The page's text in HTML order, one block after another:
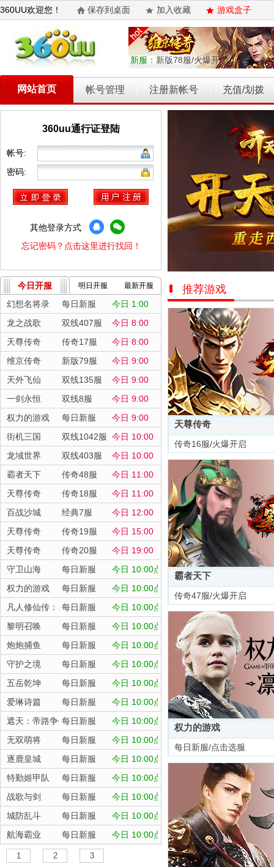
360UU欢迎您！ 保存到桌面 加入收藏 游戏盒子
新服： 新版78服/火爆开启
网站首页 帐号管理 注册新帐号 充值/划拨
360uu通行证登陆
帐号:
密码:
其他登录方式
忘记密码？点击这里进行找回！
今日开服 明日开服 最新开服
幻想名将录 每日新服
今日 1:00
龙之战歌
双线407服
今日 8:00
天尊传奇
传奇17服
今日 8:00
维京传奇
新版79服
今日 9:00
天外飞仙
双线135服
今日 9:00
一剑永恒
双线8服
今日 9:00
权力的游戏
每日新服
今日 9:00
街机三国
双线1042服 今日 10:00
龙域世界
双线403服
今日 10:00
霸者天下
传奇48服
今日 11:00
天尊传奇
传奇18服
今日 11:00
百战沙城
经典7服
今日 12:00
天尊传奇
传奇19服
今日 15:00
天尊传奇
传奇20服
今日 19:00
守卫山海
每日新服
今日 10:00点
权力的游戏
每日新服
今日 10:00点
凡人修仙传：星海飞驰
每日新服
今日 10:00点
黎明召唤
每日新服
今日 10:00点
炮炮捕鱼
每日新服
今日 10:00点
守护之境
每日新服
今日 10:00点
五岳乾坤
每日新服
今日 10:00点
爱琳诗篇
每日新服
今日 10:00点
遮天：帝路争锋每日新服
今日 10:00点
无双萌将
每日新服
今日 10:00点
逐鹿皇城
每日新服
今日 10:00点
特勤姬甲队
每日新服
今日 10:00点
战歌与剑
每日新服
今日 10:00点
城防乱斗
每日新服
今日 10:00点
航海霸业
每日新服
今日 10:00点
晴空双子
每日新服
1 2 3
推荐游戏
天尊传奇
传奇16服/火爆开启
霸者天下
传奇47服/火爆开启
权力的游戏
每日新服/点击选服